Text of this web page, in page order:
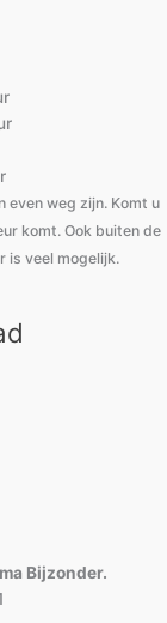
even weg zijn. Komt u
komt. Ook buiten de
is veel mogelijk.
Bijzonder.